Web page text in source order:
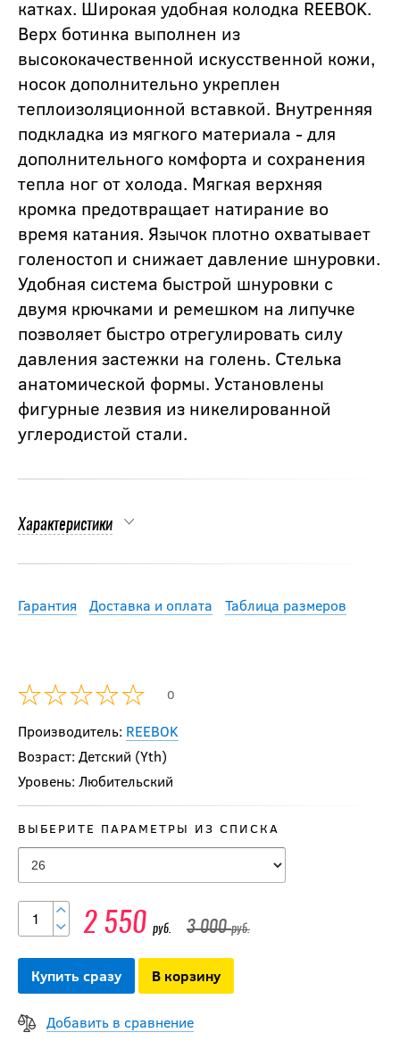
катках. Широкая удобная колодка REEBOK.
Верх ботинка выполнен из
высококачественной искусственной кожи,
носок дополнительно укреплен
теплоизоляционной вставкой. Внутренняя
подкладка из мягкого материала - для
дополнительного комфорта и сохранения
тепла ног от холода. Мягкая верхняя
кромка предотвращает натирание во
время катания. Язычок плотно охватывает
голеностоп и снижает давление шнуровки.
Удобная система быстрой шнуровки с
двумя крючками и ремешком на липучке
позволяет быстро отрегулировать силу
давления застежки на голень. Стелька
анатомической формы. Установлены
фигурные лезвия из никелированной
углеродистой стали.
Характеристики
Гарантия Доставка и оплата Таблица размеров
0
Производитель: REEBOK
Возраст: Детский (Yth)
Уровень: Любительский
ВЫБЕРИТЕ ПАРАМЕТРЫ ИЗ СПИСКА
2 550 руб. 3 000руб.
Купить сразу В корзину
Добавить в сравнение